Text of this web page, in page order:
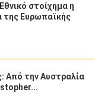
στοίχημα η
της Ευρωπαϊκής
Από την Αυστραλία